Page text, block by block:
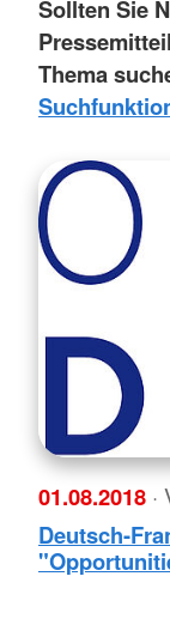
Sollten Sie
Thema
01.08.2018 ·
Deutsch-